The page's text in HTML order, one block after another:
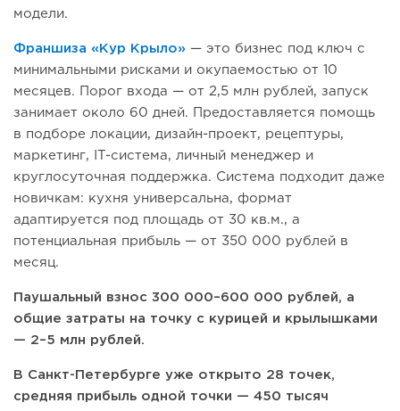
модели.
Франшиза «Кур Крыло» — это бизнес под ключ с
минимальными рисками и окупаемостью от 10
месяцев. Порог входа — от 2,5 млн рублей, запуск
занимает около 60 дней. Предоставляется помощь
в подборе локации, дизайн-проект, рецептуры,
маркетинг, IT-система, личный менеджер и
круглосуточная поддержка. Система подходит даже
новичкам: кухня универсальна, формат
адаптируется под площадь от 30 кв.м., а
потенциальная прибыль — от 350 000 рублей в
месяц.
Паушальный взнос 300 000–600 000 рублей, а
общие затраты на точку с курицей и крылышками
— 2–5 млн рублей.
В Санкт-Петербурге уже открыто 28 точек,
средняя прибыль одной точки — 450 тысяч